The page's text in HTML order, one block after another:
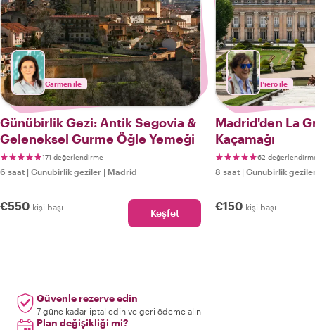
Carmen ile
Günübirlik Gezi: Antik Segovia &
Geleneksel Gurme Öğle Yemeği
171 değerlendirme
6 saat | Gunubirlik geziler | Madrid
€550 kişi başı Keşfet
Piero ile
Madrid'den La
Kaçamağı
62
8 saat | Gunubirlik
€150 kişi başı
Güvenle rezerve edin
7 güne kadar iptal edin ve geri ödeme alın
Plan değişikliği mi?